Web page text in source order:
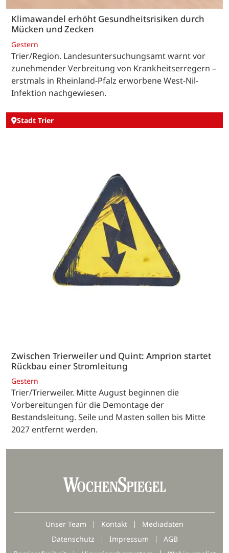
Klimawandel erhöht Gesundheitsrisiken durch
Mücken und Zecken
Gestern
Trier/Region. Landesuntersuchungsamt warnt vor
zunehmender Verbreitung von Krankheitserregern –
erstmals in Rheinland-Pfalz erworbene West-Nil-
Infektion nachgewiesen.
Stadt Trier
Zwischen Trierweiler und Quint: Amprion startet
Rückbau einer Stromleitung
Gestern
Trier/Trierweiler. Mitte August beginnen die
Vorbereitungen für die Demontage der
Bestandsleitung. Seile und Masten sollen bis Mitte
2027 entfernt werden.
Unser Team Kontakt
Mediadaten
Datenschutz
Impressum
AGB